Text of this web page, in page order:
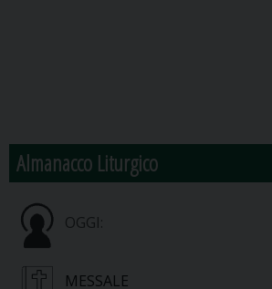
Almanacco Liturgico
OGGI:
MESSALE